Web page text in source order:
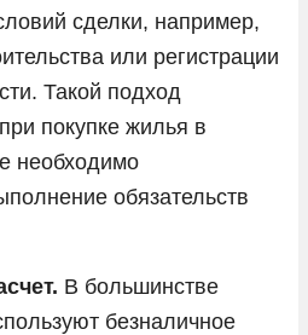
сделки, например,
или регистрации
Такой подход
покупке жилья в
необходимо
обязательств
В большинстве
безналичное